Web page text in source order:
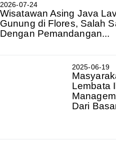
2026-07-24
Wisatawan Asing Java
Gunung di Flores, Salah
Dengan Pemandangan...
2025-06-19
Lembata
Dari